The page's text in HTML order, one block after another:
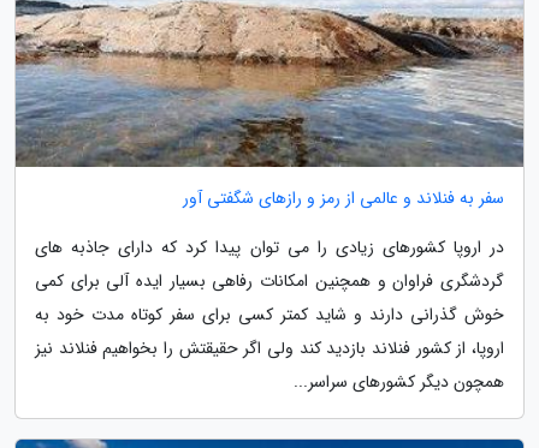
سفر به فنلاند و عالمی از رمز و رازهای شگفتی آور
در اروپا کشورهای زیادی را می توان پیدا کرد که دارای جاذبه های
گردشگری فراوان و همچنین امکانات رفاهی بسیار ایده آلی برای کمی
خوش گذرانی دارند و شاید کمتر کسی برای سفر کوتاه مدت خود به
اروپا، از کشور فنلاند بازدید کند ولی اگر حقیقتش را بخواهیم فنلاند نیز
همچون دیگر کشورهای سراسر...